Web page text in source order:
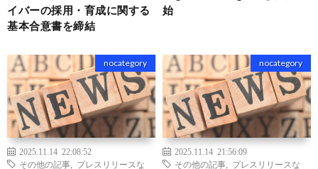
イバーの採用・育成に関する
基本合意書を締結
始
nocategory
2025.11.14 22:08:52
その他の記事
プレスリリースな
nocategory
2025.11.14 21:56:09
その他の記事
プレスリリースな